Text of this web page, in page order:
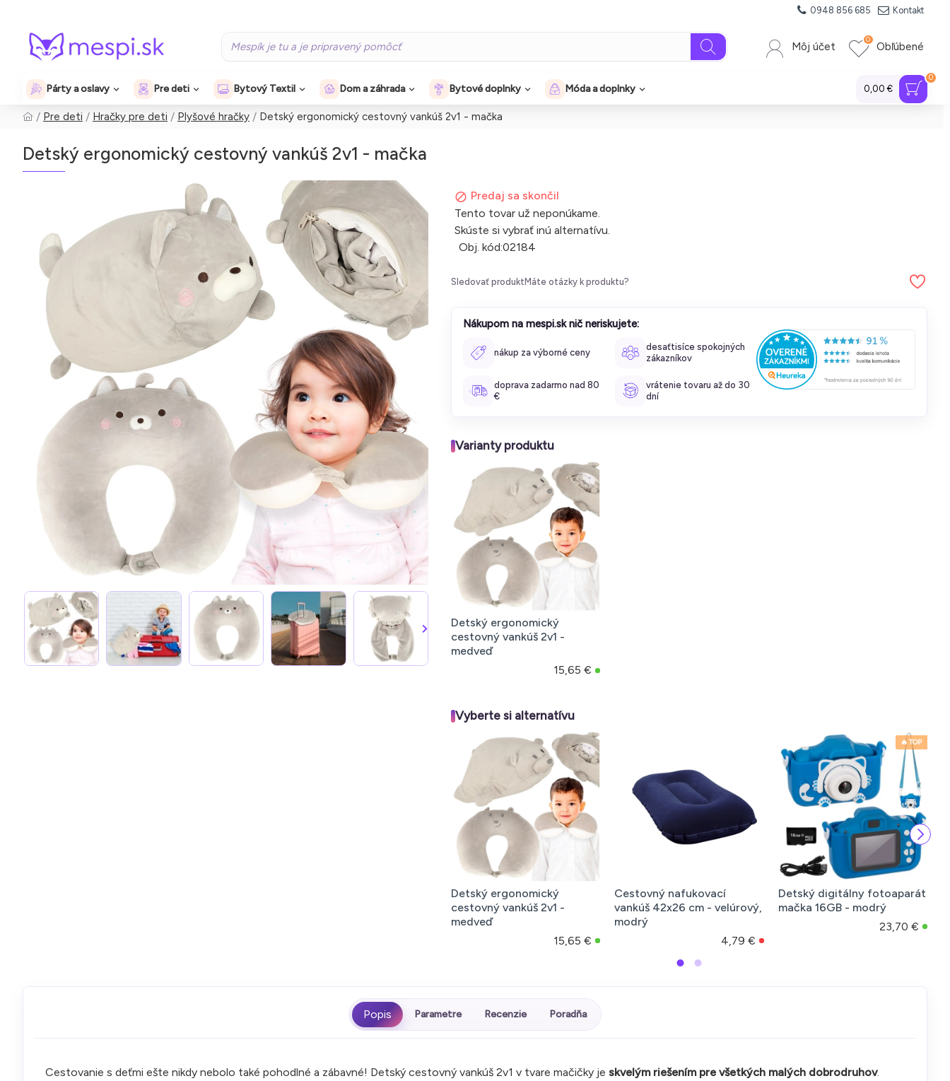
0948 856 685 Kontakt
Môj účet Obľúbené
0
Párty a oslavy Pre deti Bytový Textil Dom a záhrada Bytové doplnky Móda a doplnky 0,00 €
0
Pre deti Hračky pre deti Plyšové hračky Detský ergonomický cestovný vankúš 2v1 - mačka
Detský ergonomický cestovný vankúš 2v1 - mačka
Predaj sa skončil
Tento tovar už neponúkame.
Skúste si vybrať inú alternatívu.
Obj. kód:02184
Sledovať produkt Máte otázky k produktu?
Nákupom na mespi.sk nič neriskujete:
nákup za výborné ceny
desaťtisíce spokojných
zákazníkov
doprava zadarmo nad 80
€
vrátenie tovaru až do 30
dní
Varianty produktu
Detský ergonomický
cestovný vankúš 2v1 -
medveď
15,65 €
Vyberte si alternatívu
Detský ergonomický
cestovný vankúš 2v1 -
medveď
15,65 €
Cestovný nafukovací
vankúš 42x26 cm - velúrový,
modrý
4,79 €
🔥 TOP
Detský digitálny fotoaparát
mačka 16GB - modrý
23,70 €
Parametre Recenzie Poradňa
Cestovanie s deťmi ešte nikdy nebolo také pohodlné a zábavné! Detský cestovný vankúš 2v1 v tvare mačičky je skvelým riešením pre všetkých malých dobrodruhov.